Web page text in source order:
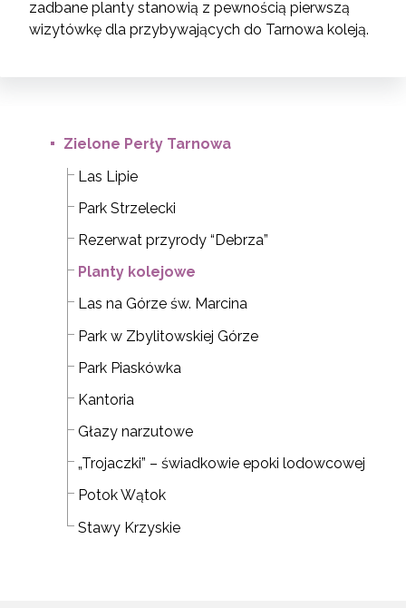
zadbane planty stanowią z pewnością pierwszą
wizytówkę dla przybywających do Tarnowa koleją.
Zielone Perły Tarnowa
Las Lipie
Park Strzelecki
Rezerwat przyrody “Debrza”
Planty kolejowe
Las na Górze św. Marcina
Park w Zbylitowskiej Górze
Park Piaskówka
Kantoria
Głazy narzutowe
„Trojaczki” – świadkowie epoki lodowcowej
Potok Wątok
Stawy Krzyskie